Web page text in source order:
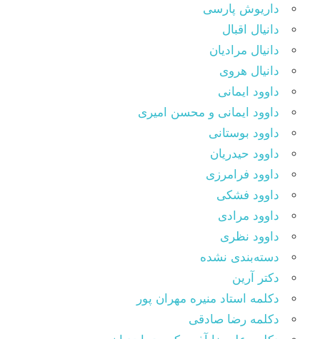
داریوش پارسی
دانیال اقبال
دانیال مرادیان
دانیال هروی
داوود ایمانی
داوود ایمانی و محسن امیری
داوود بوستانی
داوود حیدریان
داوود فرامرزی
داوود فشکی
داوود مرادی
داوود نظری
دسته‌بندی نشده
دکتر آرین
دکلمه استاد منیره مهران پور
دکلمه رضا صادقی